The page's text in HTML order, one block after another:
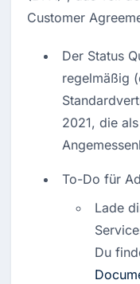
Customer
Der Status
regelmäßig
2021, die
To-Do für
Lade
Du